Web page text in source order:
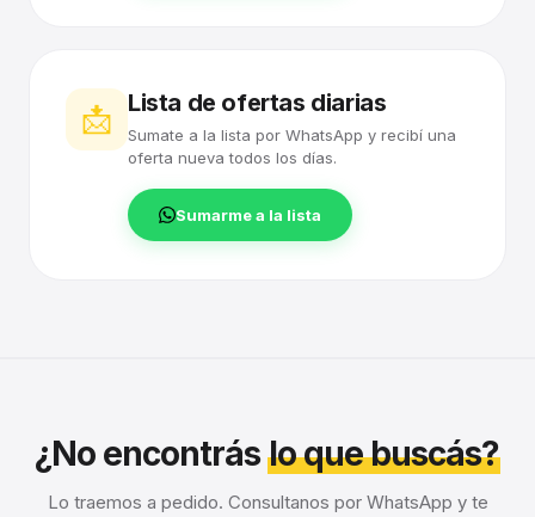
📩 Lista de ofertas diarias
Sumate a la lista por WhatsApp y recibí una
oferta nueva todos los días.
Sumarme a la lista
¿No encontráslo que buscás?
Lo traemos a pedido. Consultanos por WhatsApp y te